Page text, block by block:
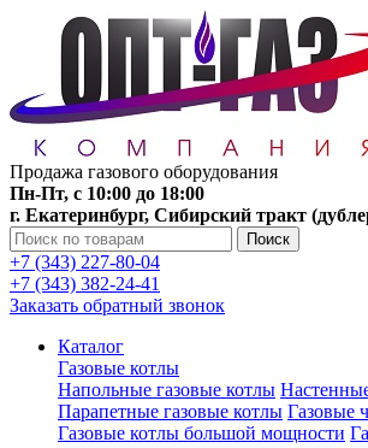
Продажа газового оборудования
Пн-Пт, с 10:00 до 18:00
г. Екатеринбург, Сибирский тракт
Поиск
+7 (343) 227-80-04
+7 (343) 382-24-41
Заказать обратный звонок
Каталог
Газовые котлы
Напольные газовые котлы
Парапетные газовые котлы Газовые
Газовые котлы большой мощности